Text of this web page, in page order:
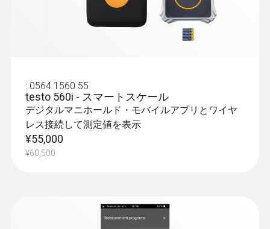
測定器内蔵冷媒
R114; R12; R123; R1233zd; R1234yf;
R1234ze; R124; R125; R13; R134a; R22; R23;
R409A; R410A; R414B; R416A; R420A; R421A;
R421B; R422B; R422C; R422D; R424A; R427a;
: 0564 1560 55
testo 560i - スマートスケール
デジタルマニホールド・モバイルアプリとワイヤ
レス接続して測定値を表示
¥55,000
¥60,500